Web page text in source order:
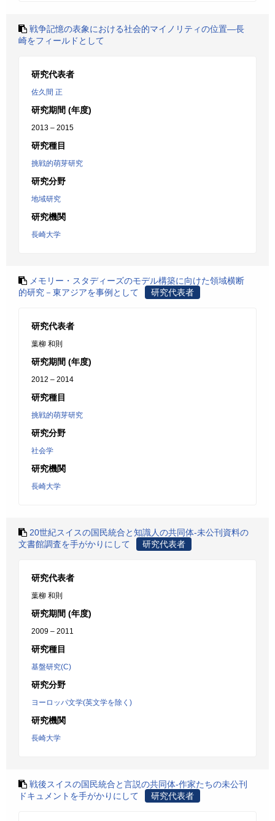
戦争記憶の表象における社会的マイノリティの位置―長
崎をフィールドとして
研究代表者
佐久間 正
研究期間 (年度)
2013 – 2015
研究種目
挑戦的萌芽研究
研究分野
地域研究
研究機関
長崎大学
メモリー・スタディーズのモデル構築に向けた領域横断
的研究－東アジアを事例として
研究代表者
研究代表者
葉柳 和則
研究期間 (年度)
2012 – 2014
研究種目
挑戦的萌芽研究
研究分野
社会学
研究機関
長崎大学
20世紀スイスの国民統合と知識人の共同体-未公刊資料の
文書館調査を手がかりにして
研究代表者
研究代表者
葉柳 和則
研究期間 (年度)
2009 – 2011
研究種目
基盤研究(C)
研究分野
ヨーロッパ文学(英文学を除く)
研究機関
長崎大学
戦後スイスの国民統合と言説の共同体-作家たちの未公刊
ドキュメントを手がかりにして
研究代表者